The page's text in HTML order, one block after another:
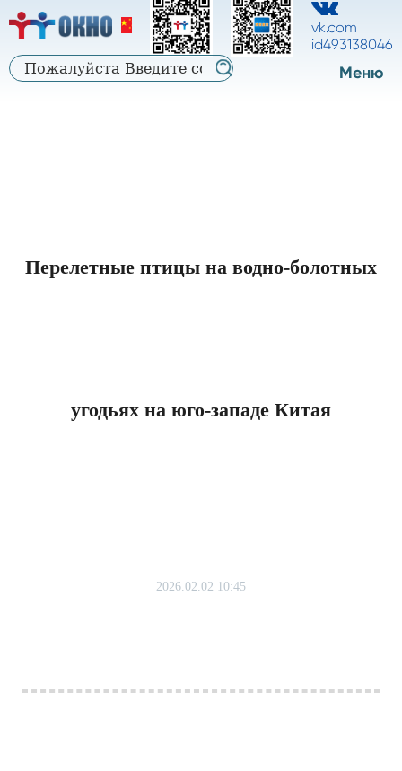
中
文
русский
中
文
vk.com
id493138046
Меню
Перелетные птицы на водно-болотных
угодьях на юго-западе Китая
2026.02.02 10:45